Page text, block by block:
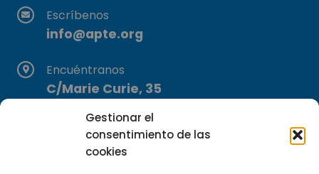
Gestionar el
consentimiento de las
cookies
Escríbenos
info@apte.org
Encuéntranos
C/Marie Curie, 35
29590 Campanillas, Málaga